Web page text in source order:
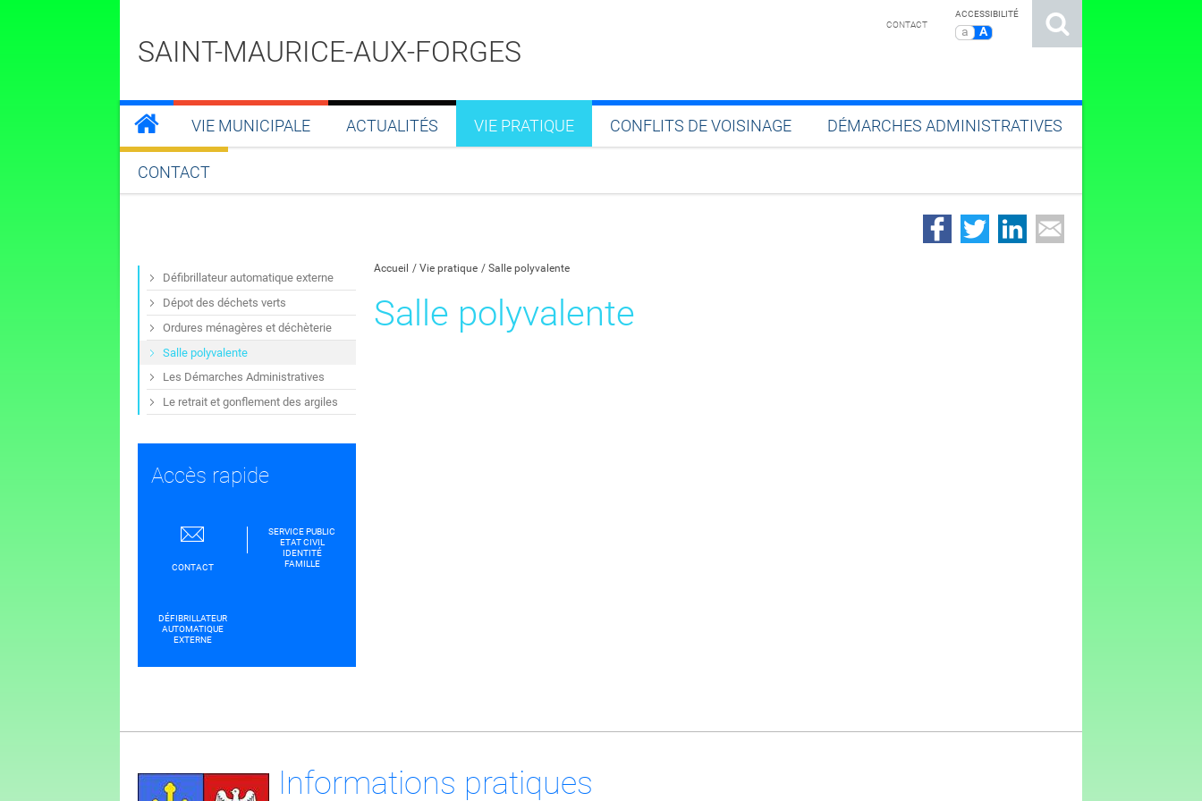
ACCESSIBILITÉ
a A
CONTACT
SAINT-MAURICE-AUX-FORGES
VIE MUNICIPALE ACTUALITÉS VIE PRATIQUE CONFLITS DE VOISINAGE DÉMARCHES ADMINISTRATIVES
CONTACT
Accueil Vie pratique Salle polyvalente
Salle polyvalente
Défibrillateur automatique externe
Dépot des déchets verts
Ordures ménagères et déchèterie
Salle polyvalente
Les Démarches Administratives
Le retrait et gonflement des argiles
Accès rapide
CONTACT
SERVICE PUBLIC
ETAT CIVIL
IDENTITÉ
FAMILLE
DÉFIBRILLATEUR
AUTOMATIQUE
EXTERNE
Informations pratiques